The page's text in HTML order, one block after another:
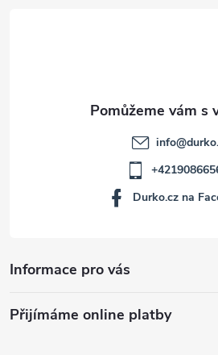
Informace pro vás
Přijímáme online platby
info@
Durko.cz na